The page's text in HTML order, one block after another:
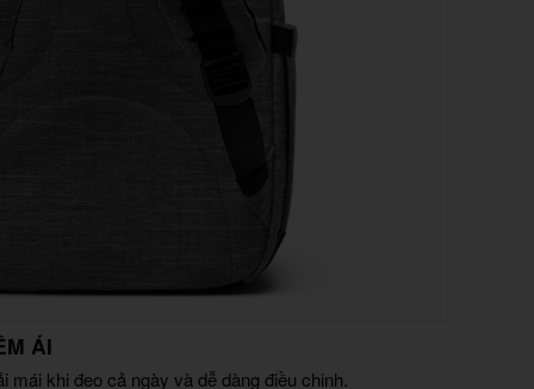
ÁI
mái khi đeo cả ngày và dễ dàng điều chinh.